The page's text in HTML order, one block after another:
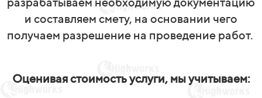
и составляем смету, на основании чего
получаем разрешение на проведение работ.
Оценивая стоимость услуги, мы учитываем: